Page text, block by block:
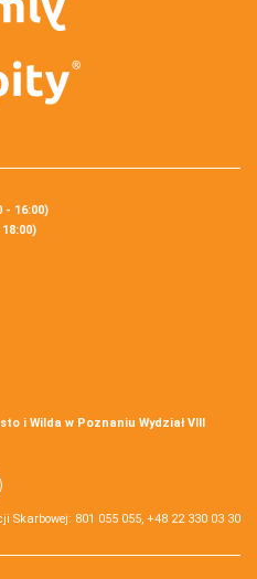
- 16:00)
i Wilda w Poznaniu Wydział VIII
Skarbowej: 801 055 055, +48 22 330 03 30